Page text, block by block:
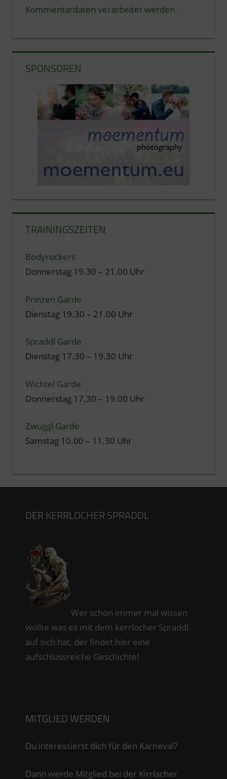
Kommentardaten verarbeitet werden.
SPONSOREN
TRAININGSZEITEN
Bodyrockers
Donnerstag 19.30 – 21.00 Uhr
Prinzen Garde
Dienstag 19.30 – 21.00 Uhr
Spraddl Garde
Dienstag 17.30 – 19.30 Uhr
Wichtel Garde
Donnerstag 17.30 – 19.00 Uhr
Zwuggl Garde
Samstag 10.00 – 11.30 Uhr
DER KERRLOCHER SPRADDL
Wer schon immer mal wissen
wollte was es mit dem kerrlocher Spraddl
auf sich hat, der findet hier eine
aufschlussreiche Geschichte!
MITGLIED WERDEN
Du interessierst dich für den Karneval?
Dann werde Mitglied bei der Kirrlacher